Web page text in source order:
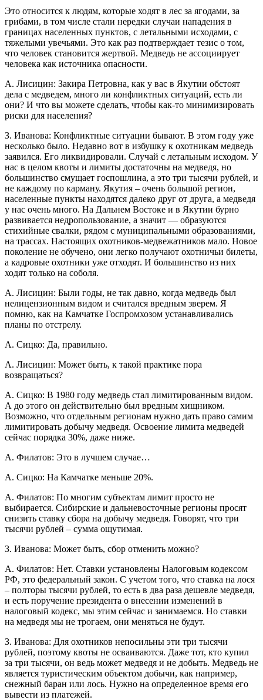
Это относится к людям, которые ходят в лес за ягодами, за
грибами, в том числе стали нередки случаи нападения в
границах населенных пунктов, с летальными исходами, с
тяжелыми увечьями. Это как раз подтверждает тезис о том,
что человек становится жертвой. Медведь не ассоциирует
человека как источника опасности.
А. Лисицин: Закира Петровна, как у вас в Якутии обстоят
дела с медведем, много ли конфликтных ситуаций, есть ли
они? И что вы можете сделать, чтобы как-то минимизировать
риски для населения?
З. Иванова: Конфликтные ситуации бывают. В этом году уже
несколько было. Недавно вот в избушку к охотникам медведь
заявился. Его ликвидировали. Случай с летальным исходом. У
нас в целом квоты и лимиты достаточны на медведя, но
большинство смущает госпошлина, а это три тысячи рублей, и
не каждому по карману. Якутия – очень большой регион,
населенные пункты находятся далеко друг от друга, а медведя
у нас очень много. На Дальнем Востоке и в Якутии бурно
развивается недропользование, а значит — образуются
стихийные свалки, рядом с муниципальными образованиями,
на трассах. Настоящих охотников-медвежатников мало. Новое
поколение не обучено, они легко получают охотничьи билеты,
а кадровые охотники уже отходят. И большинство из них
ходят только на соболя.
А. Лисицин: Были годы, не так давно, когда медведь был
нелицензионным видом и считался вредным зверем. Я
помню, как на Камчатке Госпромхозом устанавливались
планы по отстрелу.
А. Сицко: Да, правильно.
А. Лисицин: Может быть, к такой практике пора
возвращаться?
А. Сицко: В 1980 году медведь стал лимитированным видом.
А до этого он действительно был вредным хищником.
Возможно, что отдельным регионам нужно дать право самим
лимитировать добычу медведя. Освоение лимита медведей
сейчас порядка 30%, даже ниже.
А. Филатов: Это в лучшем случае…
А. Сицко: На Камчатке меньше 20%.
А. Филатов: По многим субъектам лимит просто не
выбирается. Сибирские и дальневосточные регионы просят
снизить ставку сбора на добычу медведя. Говорят, что три
тысячи рублей – сумма ощутимая.
З. Иванова: Может быть, сбор отменить можно?
А. Филатов: Нет. Ставки установлены Налоговым кодексом
РФ, это федеральный закон. С учетом того, что ставка на лося
– полторы тысячи рублей, то есть в два раза дешевле медведя,
и есть поручение президента о внесении изменений в
налоговый кодекс, мы этим сейчас и занимаемся. Но ставки
на медведя мы не трогаем, они меняться не будут.
З. Иванова: Для охотников непосильны эти три тысячи
рублей, поэтому квоты не осваиваются. Даже тот, кто купил
за три тысячи, он ведь может медведя и не добыть. Медведь не
является туристическим объектом добычи, как например,
снежный баран или лось. Нужно на определенное время его
вывести из платежей.